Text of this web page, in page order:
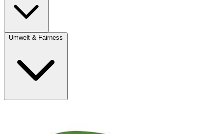
Umwelt & Fairness